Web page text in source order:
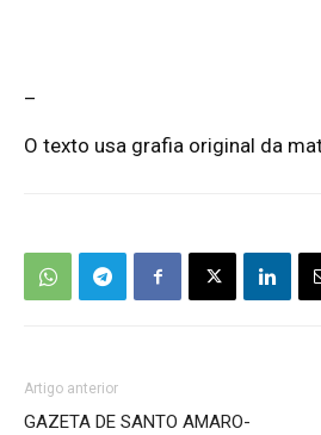
O texto usa grafia original da
Artigo anterior
GAZETA DE SANTO AMARO-